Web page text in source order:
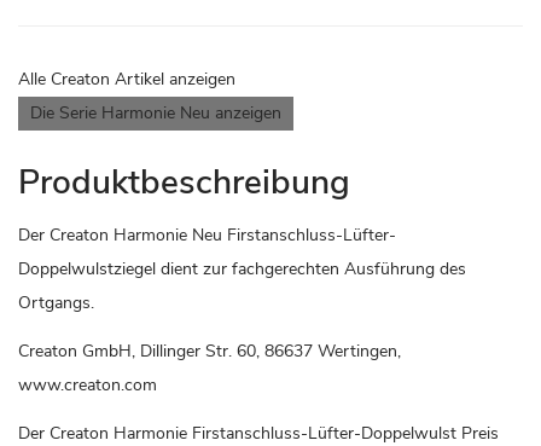
Alle Creaton Artikel anzeigen
Die Serie Harmonie Neu anzeigen
Produktbeschreibung
Der Creaton Harmonie Neu Firstanschluss-Lüfter-
Doppelwulstziegel dient zur fachgerechten Ausführung des
Ortgangs.
Creaton GmbH, Dillinger Str. 60, 86637 Wertingen,
www.creaton.com
Der Creaton Harmonie Firstanschluss-Lüfter-Doppelwulst Preis